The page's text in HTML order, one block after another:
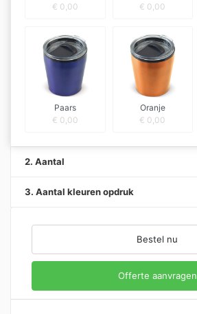
€ 0,00
€ 0,00
Paars
€ 0,00
Oranje
€ 0,00
2. Aantal
3. Aantal kleuren opdruk
Bestel nu
Offerte aanvragen